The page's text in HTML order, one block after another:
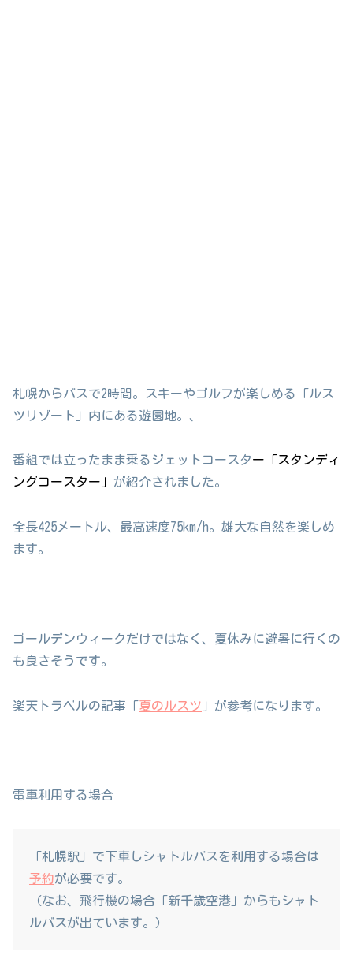
札幌からバスで2時間。スキーやゴルフが楽しめる「ルス
ツリゾート」内にある遊園地。、
番組では立ったまま乗るジェットコースター「スタンディ
ングコースター」 が紹介されました。
全長425メートル、最高速度75km/h。雄大な自然を楽しめ
ます。
ゴールデンウィークだけではなく、夏休みに避暑に行くの
も良さそうです。
楽天トラベルの記事「夏のルスツ 」が参考になります。
電車利用する場合
「札幌駅」で下車しシャトルバスを利用する場合は
予約が必要です。
（なお、飛行機の場合「新千歳空港」からもシャト
ルバスが出ています。）